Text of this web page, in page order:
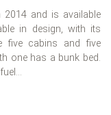
and is available
in design, with its
five cabins and five
one has a bunk bed.